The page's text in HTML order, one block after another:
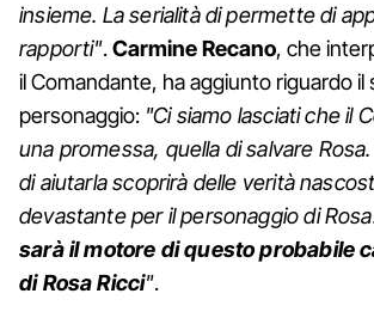
insieme. La serialità di permette di
rapporti".Carmine Recano, che
il Comandante, ha aggiunto riguardo il
personaggio: "Ci siamo lasciati che il
una promessa, quella di salvare
di aiutarla scoprirà delle verità
devastante per il personaggio di
sarà il motore di questo probabile
di Rosa Ricci".